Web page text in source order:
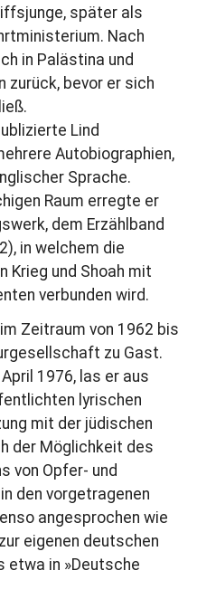
später als
Nach
in Palästina und
zurück, bevor er sich
Lind
Autobiographien,
Sprache.
Raum erregte er
dem Erzählband
in welchem die
Krieg und Shoah mit
verbunden wird.
Zeitraum von 1962 bis
zu Gast.
1976, las er aus
lyrischen
mit der jüdischen
der Möglichkeit des
von Opfer- und
den vorgetragenen
angesprochen wie
eigenen deutschen
etwa in »Deutsche